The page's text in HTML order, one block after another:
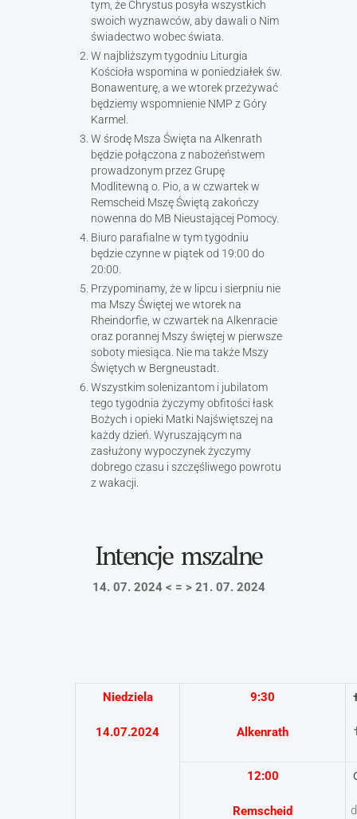
tym, że Chrystus posyła wszystkich
swoich wyznawców, aby dawali o Nim
świadectwo wobec świata.
W najbliższym tygodniu Liturgia
Kościoła wspomina w poniedziałek św.
Bonawenturę, a we wtorek przeżywać
będziemy wspomnienie NMP z Góry
Karmel.
W środę Msza Święta na Alkenrath
będzie połączona z nabożeństwem
prowadzonym przez Grupę
Modlitewną o. Pio, a w czwartek w
Remscheid Mszę Świętą zakończy
nowenna do MB Nieustającej Pomocy.
Biuro parafialne w tym tygodniu
będzie czynne w piątek od 19:00 do
20:00.
Przypominamy, że w lipcu i sierpniu nie
ma Mszy Świętej we wtorek na
Rheindorfie, w czwartek na Alkenracie
oraz porannej Mszy świętej w pierwsze
soboty miesiąca. Nie ma także Mszy
Świętych w Bergneustadt.
Wszystkim solenizantom i jubilatom
tego tygodnia życzymy obfitości łask
Bożych i opieki Matki Najświętszej na
każdy dzień. Wyruszającym na
zasłużony wypoczynek życzymy
dobrego czasu i szczęśliwego powrotu
z wakacji.
Intencje mszalne
14. 07. 2024< = > 21. 07. 2024
Niedziela
14.07.2024
9:30
Alkenrath
12:00
Remscheid